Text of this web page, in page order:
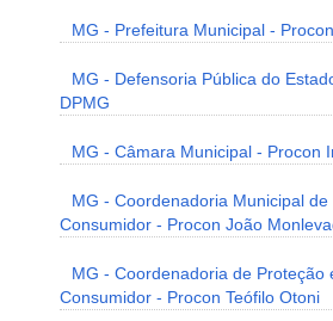
MG - Prefeitura Municipal -
MG - Defensoria Pública do
DPMG
MG - Câmara Municipal - Procon
MG - Coordenadoria Municipal
Consumidor - Procon João
MG - Coordenadoria de Proteção
Consumidor - Procon Teófilo Otoni